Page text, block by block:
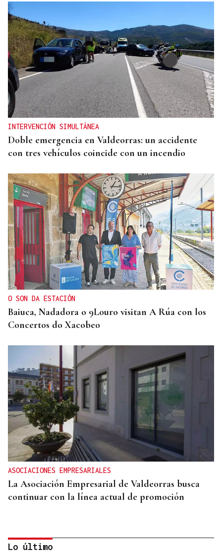
INTERVENCIÓN SIMULTÁNEA
Doble emergencia en Valdeorras: un accidente
con tres vehículos coincide con un incendio
O SON DA ESTACIÓN
Baiuca, Nadadora o 9Louro visitan A Rúa con los
Concertos do Xacobeo
ASOCIACIONES EMPRESARIALES
La Asociación Empresarial de Valdeorras busca
continuar con la línea actual de promoción
Lo último